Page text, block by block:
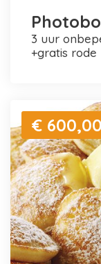
3 uur onbeperkt foto's maken en printen
+gratis
€ 600,00